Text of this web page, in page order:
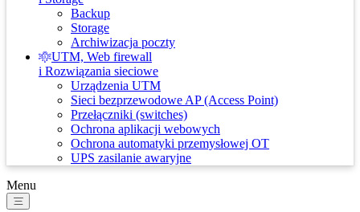
Backup
Storage
Archiwizacja poczty
UTM, Web firewall
i Rozwiązania sieciowe
Urządzenia UTM
Sieci bezprzewodowe AP (Access Point)
Przełączniki (switches)
Ochrona aplikacji webowych
Ochrona automatyki przemysłowej OT
UPS zasilanie awaryjne
Menu